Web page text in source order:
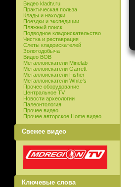
Видео kladtv.ru
Практическая польза
Клады и находки
Поездки и экспедиции
Пляжный поиск
Подводное кладоискательство
Чистка и реставрация
Слеты кладоискателей
Золотодобыча
Видео ВОВ
Металлоискатели Minelab
Металлоискатели Garrett
Металлоискатели Fisher
Металлоискатели White’s
Прочее оборудование
Центральное TV
Новости археологии
Палеонтология
Прочее видео
Прочее авторское Home видео
Свежее видео
Ключевые слова